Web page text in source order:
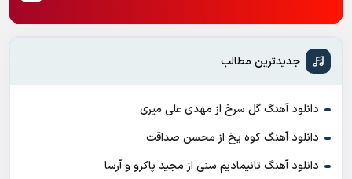
جدیدترین مطالب
دانلود آهنگ گل سرخ از مهدی علی میری
دانلود آهنگ کوه یخ از محسن صداقت
دانلود آهنگ تانیمادیم سنی از مجید پاکرو و آرسا